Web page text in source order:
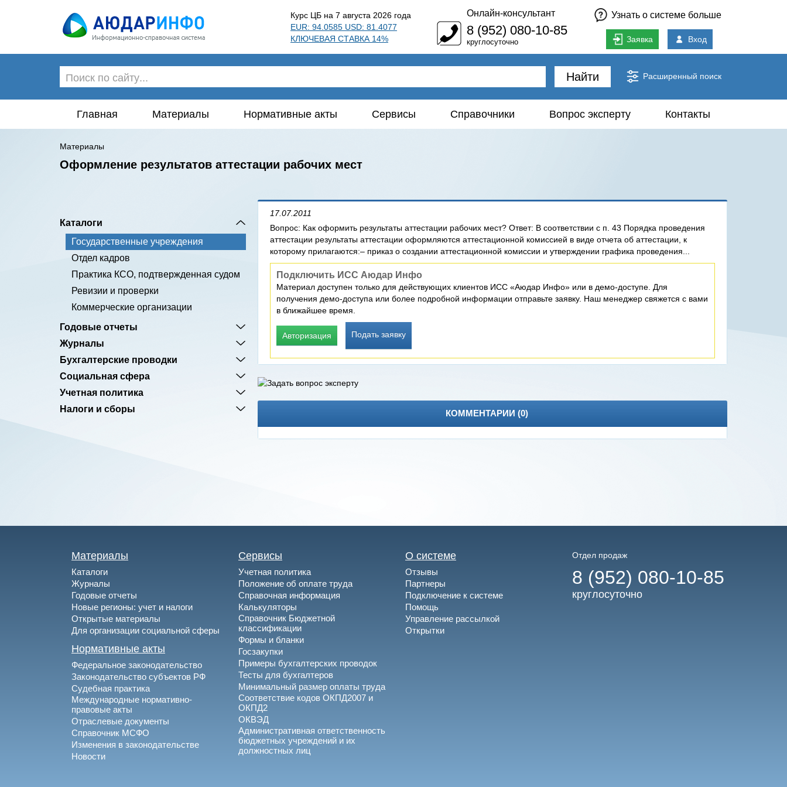
Курс ЦБ на 7 августа 2026 года
EUR: 94.0585 USD: 81.4077
КЛЮЧЕВАЯ СТАВКА 14%
Онлайн-консультант
8 (952) 080-10-85
круглосуточно
Узнать о системе больше
Заявка Вход
Найти Расширенный поиск
Главная Материалы Нормативные акты Сервисы Справочники Вопрос эксперту Контакты
Материалы
Оформление результатов аттестации рабочих мест
Каталоги
Государственные учреждения
Отдел кадров
Практика КСО, подтвержденная судом
Ревизии и проверки
Коммерческие организации
Годовые отчеты
Журналы
Бухгалтерские проводки
Социальная сфера
Учетная политика
Налоги и сборы
17.07.2011
Вопрос: Как оформить результаты аттестации рабочих мест? Ответ: В соответствии с п. 43 Порядка проведения
аттестации результаты аттестации оформляются аттестационной комиссией в виде отчета об аттестации, к
которому прилагаются:– приказ о создании аттестационной комиссии и утверждении графика проведения...
Подключить ИСС Аюдар Инфо
Материал доступен только для действующих клиентов ИСС «Аюдар Инфо» или в демо-доступе. Для
получения демо-доступа или более подробной информации отправьте заявку. Наш менеджер свяжется с вами
в ближайшее время.
Авторизация Подать заявку
КОММЕНТАРИИ (0)
Материалы
Каталоги
Журналы
Годовые отчеты
Новые регионы: учет и налоги
Открытые материалы
Для организации социальной сферы
Нормативные акты
Федеральное законодательство
Законодательство субъектов РФ
Судебная практика
Международные нормативно-
правовые акты
Отраслевые документы
Справочник МСФО
Изменения в законодательстве
Новости
Сервисы
Учетная политика
Положение об оплате труда
Справочная информация
Калькуляторы
Справочник Бюджетной
классификации
Формы и бланки
Госзакупки
Примеры бухгалтерских проводок
Тесты для бухгалтеров
Минимальный размер оплаты труда
Соответствие кодов ОКПД2007 и
ОКПД2
ОКВЭД
Административная ответственность
бюджетных учреждений и их
должностных лиц
О системе
Отзывы
Партнеры
Подключение к системе
Помощь
Управление рассылкой
Открытки
Отдел продаж
8 (952) 080-10-85
круглосуточно